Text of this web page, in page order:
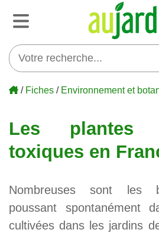
/ Fiches / Environnement et
Les plantes
toxiques en
Nombreuses sont les
poussant spontanément
cultivées dans les jardins